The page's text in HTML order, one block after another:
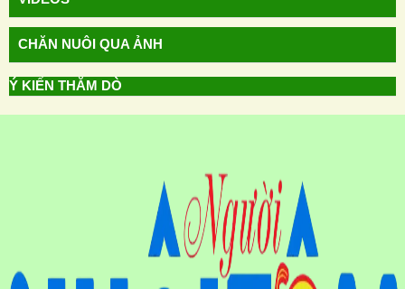
CHĂN NUÔI QUA ẢNH
Ý KIẾN THĂM DÒ